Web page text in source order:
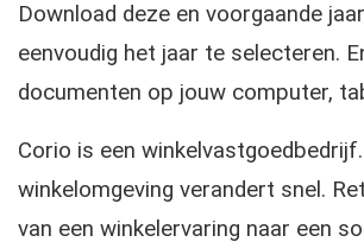
Download deze en voorgaande
eenvoudig het jaar te selecteren.
documenten op jouw computer,
Corio is een
winkelomgeving verandert snel.
van een winkelervaring naar een